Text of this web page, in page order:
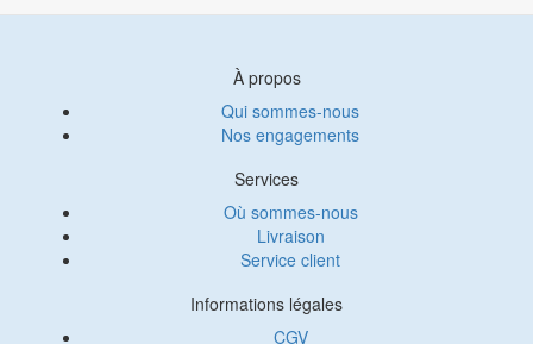
À propos
Qui sommes-nous
Nos engagements
Services
Où sommes-nous
Livraison
Service client
Informations légales
CGV